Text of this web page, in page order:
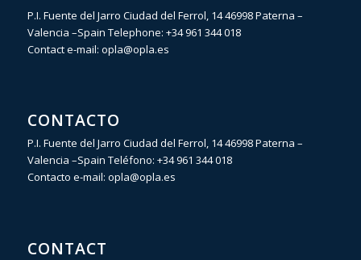
P.I. Fuente del Jarro Ciudad del Ferrol, 14 46998 Paterna –
Valencia –Spain Telephone: +34 961 344 018
Contact e-mail: opla@opla.es
CONTACTO
P.I. Fuente del Jarro Ciudad del Ferrol, 14 46998 Paterna –
Valencia –Spain Teléfono: +34 961 344 018
Contacto e-mail: opla@opla.es
CONTACT